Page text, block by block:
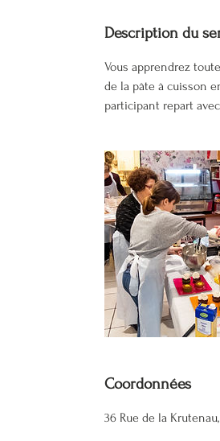
m
n
é
Description du
Vous apprendrez
de la pâte à cuisson
participant repart
Coordonnées
36 Rue de la